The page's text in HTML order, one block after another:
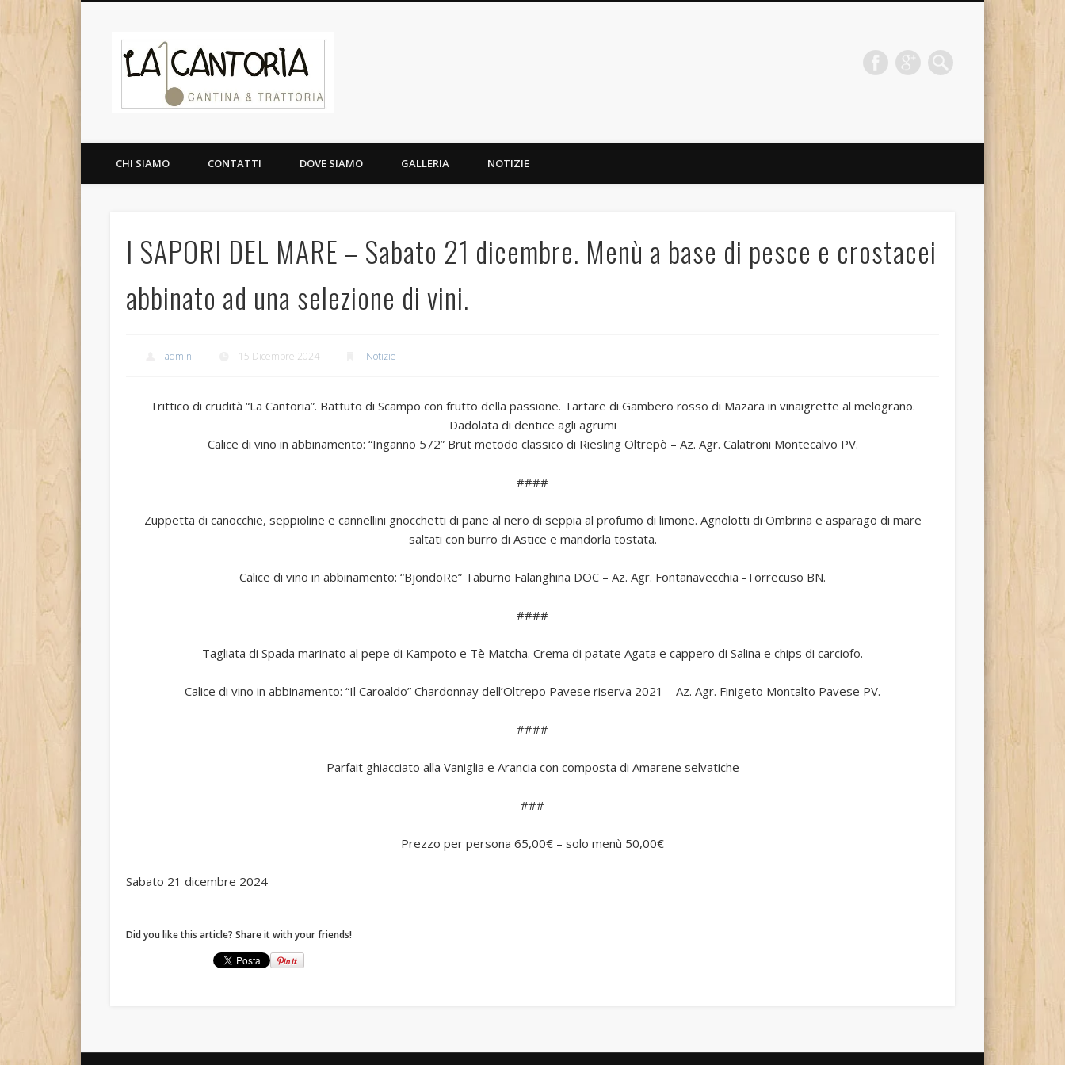
Cantina e Trattoria
FacebookGoogle+
CHI SIAMO CONTATTI DOVE SIAMO GALLERIA NOTIZIE
I SAPORI DEL MARE – Sabato 21 dicembre. Menù a base di pesce e crostacei
abbinato ad una selezione di vini.
admin 15 Dicembre 2024 Notizie
Trittico di crudità “La Cantoria”. Battuto di Scampo con frutto della passione. Tartare di Gambero rosso di Mazara in vinaigrette al melograno.
Dadolata di dentice agli agrumi
Calice di vino in abbinamento: “Inganno 572” Brut metodo classico di Riesling Oltrepò – Az. Agr. Calatroni Montecalvo PV.
####
Zuppetta di canocchie, seppioline e cannellini gnocchetti di pane al nero di seppia al profumo di limone. Agnolotti di Ombrina e asparago di mare
saltati con burro di Astice e mandorla tostata.
Calice di vino in abbinamento: “BjondoRe” Taburno Falanghina DOC – Az. Agr. Fontanavecchia -Torrecuso BN.
####
Tagliata di Spada marinato al pepe di Kampoto e Tè Matcha. Crema di patate Agata e cappero di Salina e chips di carciofo.
Calice di vino in abbinamento: “Il Caroaldo” Chardonnay dell’Oltrepo Pavese riserva 2021 – Az. Agr. Finigeto Montalto Pavese PV.
####
Parfait ghiacciato alla Vaniglia e Arancia con composta di Amarene selvatiche
###
Prezzo per persona 65,00€ – solo menù 50,00€
Sabato 21 dicembre 2024
Did you like this article? Share it with your friends!